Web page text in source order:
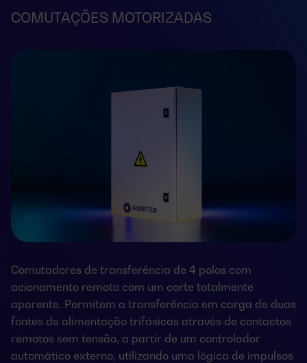
COMUTAÇÕES MOTORIZADAS
Comutadores de transferência de 4 polos com
acionamento remoto com um corte totalmente
aparente. Permitem a transferência em carga de duas
fontes de alimentação trifásicas através de contactos
remotos sem tensão, a partir de um controlador
automático externo, utilizando uma lógica de impulsos